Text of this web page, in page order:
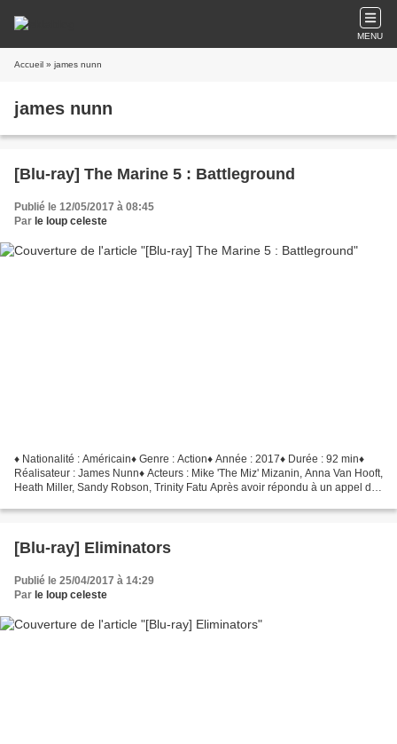
MENU
Accueil » james nunn
james nunn
[Blu-ray] The Marine 5 : Battleground
Publié le 12/05/2017 à 08:45
Par le loup celeste
♦ Nationalité : Américain♦ Genre : Action♦ Année : 2017♦ Durée : 92 min♦
Réalisateur : James Nunn♦ Acteurs : Mike 'The Miz' Mizanin, Anna Van Hooft,
Heath Miller, Sandy Robson, Trinity Fatu Après avoir répondu à un appel de
[Blu-ray] Eliminators
Publié le 25/04/2017 à 14:29
Par le loup celeste